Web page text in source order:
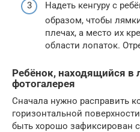
Надеть кенгуру с
образом, чтобы
плечах, а место их
области лопаток.
Ребёнок, находящийся
фотогалерея
Сначала нужно расправить
горизонтальной
быть хорошо зафиксирован